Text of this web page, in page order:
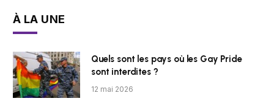
À LA UNE
Quels sont les pays où les Gay Pride
sont interdites ?
12 mai 2026